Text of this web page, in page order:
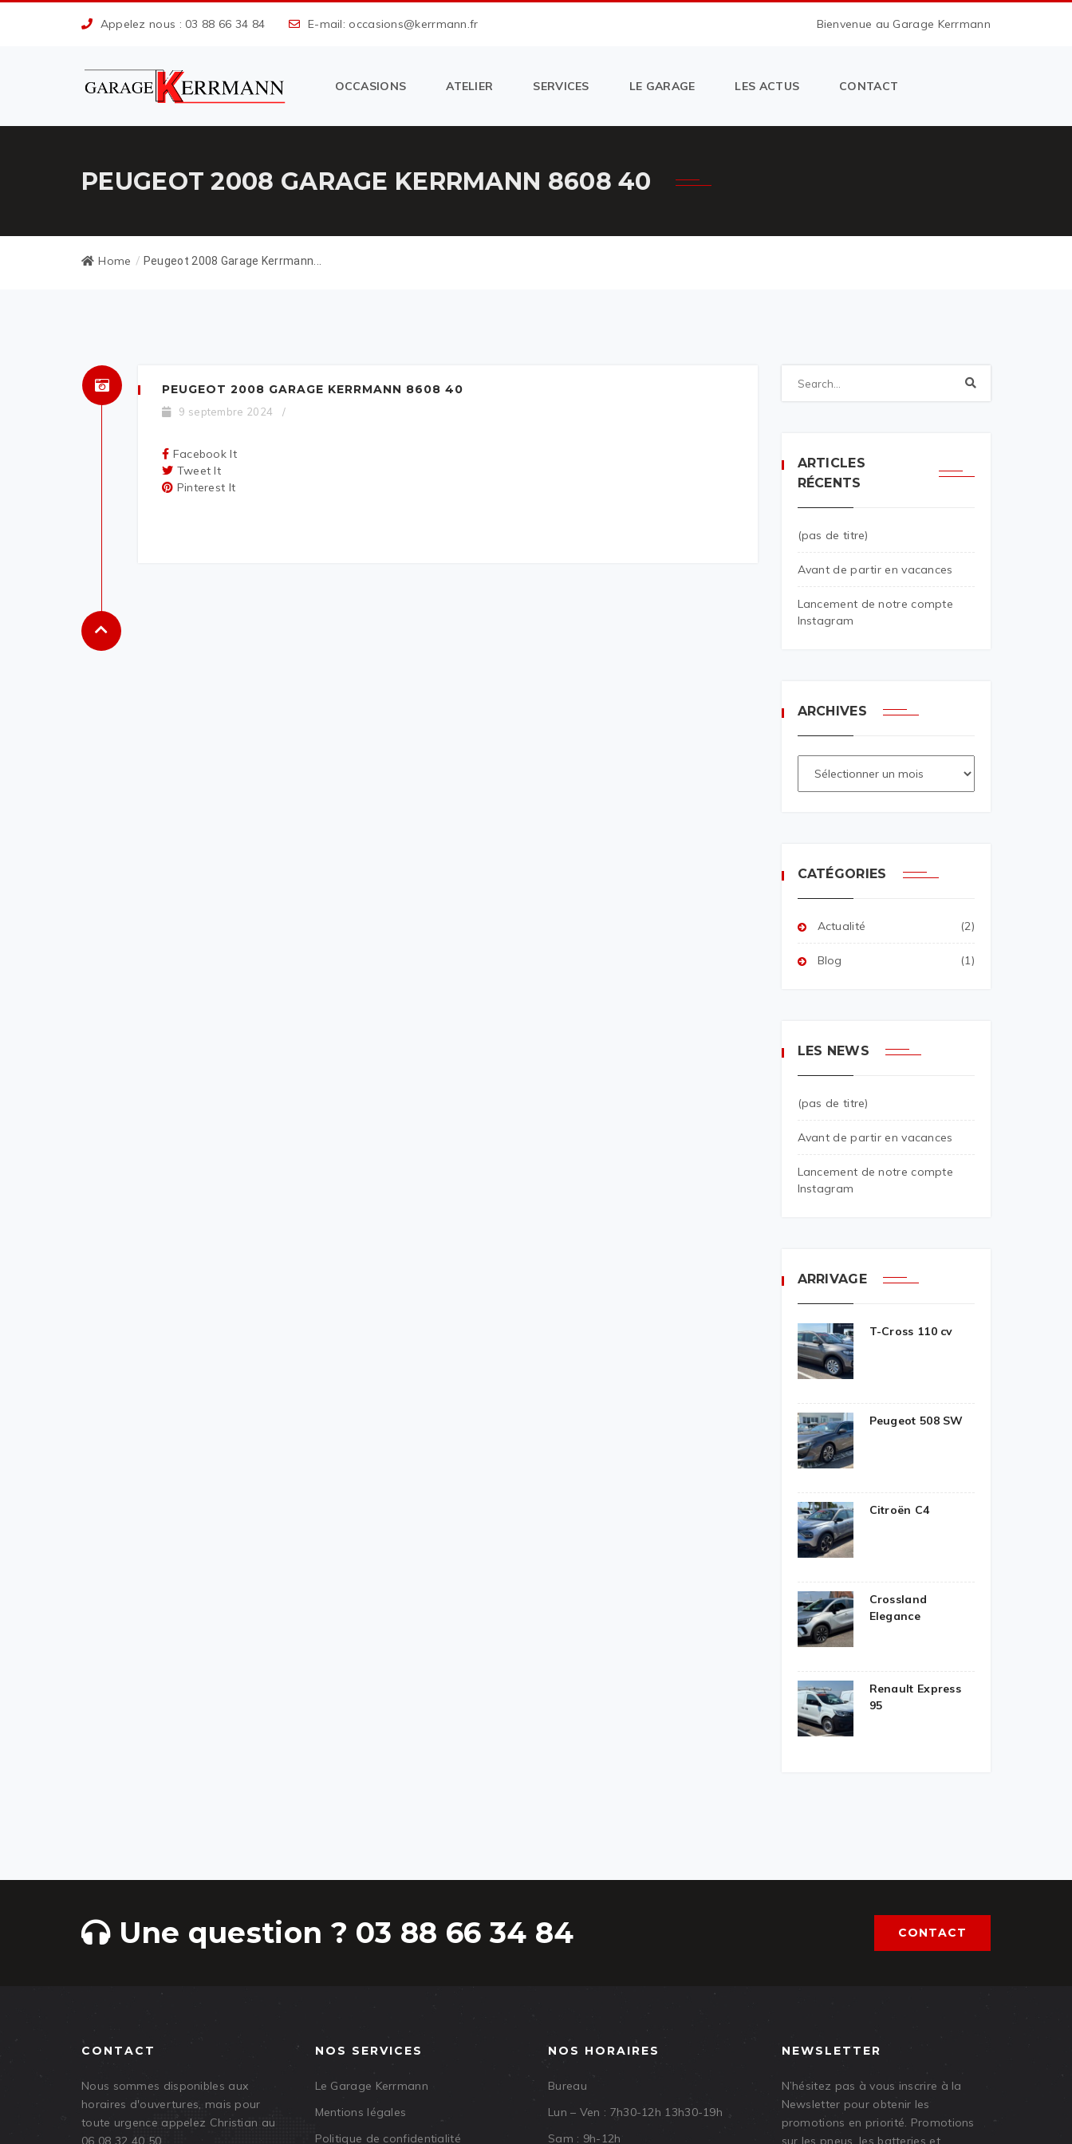
Appelez nous : 03 88 66 34 84 E-mail: occasions@kerrmann.fr Bienvenue au Garage Kerrmann
OCCASIONS ATELIER SERVICES LE GARAGE LES ACTUS CONTACT
PEUGEOT 2008 GARAGE KERRMANN 8608 40
Home / Peugeot 2008 Garage Kerrmann...
PEUGEOT 2008 GARAGE KERRMANN 8608 40
9 septembre 2024 /
Facebook It
Tweet It
Pinterest It
ARTICLES
RÉCENTS
(pas de titre)
Avant de partir en vacances
Lancement de notre compte
Instagram
ARCHIVES
CATÉGORIES
Actualité (2)
Blog (1)
LES NEWS
(pas de titre)
Avant de partir en vacances
Lancement de notre compte
Instagram
ARRIVAGE
T-Cross 110 cv
Peugeot 508 SW
Citroën C4
Crossland
Elegance
Renault Express
95
Une question ? 03 88 66 34 84 CONTACT
CONTACT
Nous sommes disponibles aux
horaires d'ouvertures, mais pour
toute urgence appelez Christian au
06 08 32 40 50
NOS SERVICES
Le Garage Kerrmann
Mentions légales
Politique de confidentialité
NOS HORAIRES
Bureau
Lun – Ven : 7h30-12h 13h30-19h
Sam : 9h-12h
NEWSLETTER
N’hésitez pas à vous inscrire à la
Newsletter pour obtenir les
promotions en priorité. Promotions
sur les pneus, les batteries et